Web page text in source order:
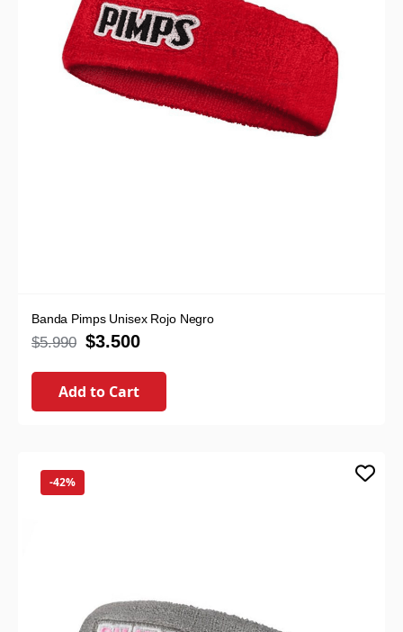
Banda Pimps Unisex Rojo Negro
$5.990 $3.500
Add to Cart
-42%